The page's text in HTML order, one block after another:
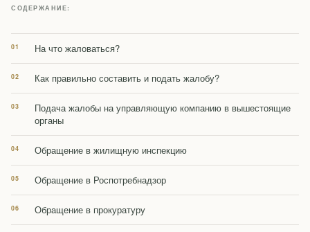
СОДЕРЖАНИЕ:
На что жаловаться?
Как правильно составить и подать жалобу?
Подача жалобы на управляющую компанию в вышестоящие
органы
Обращение в жилищную инспекцию
Обращение в Роспотребнадзор
Обращение в прокуратуру